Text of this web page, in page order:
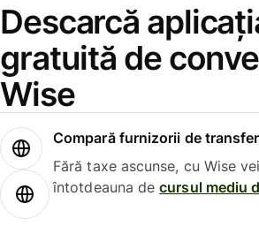
Descarcă
gratuită de
Wise
Compară furnizorii de
Fără taxe ascunse, cu Wise
întotdeauna decursul mediu